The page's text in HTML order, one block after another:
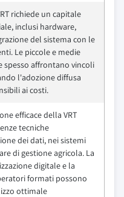
richiede un capitale
inclusi hardware,
del sistema con le
Le piccole e medie
spesso affrontano vincoli
l'adozione diffusa
ai costi.
efficace della VRT
tecniche
dei dati, nei sistemi
di gestione agricola. La
digitale e la
formati possono
ottimale